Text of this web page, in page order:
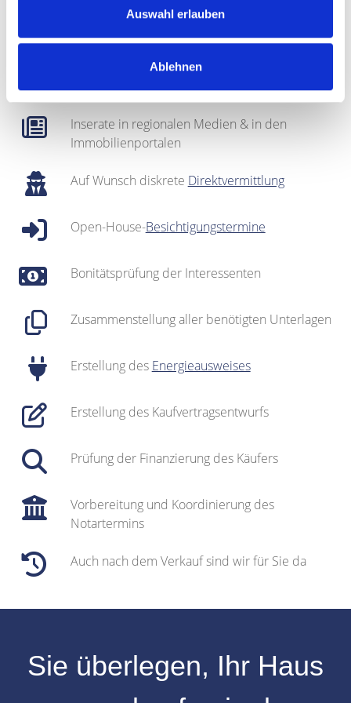
Auswahl erlauben
Ablehnen
Fotografie & Exposé-Erstellung
Regionales Netzwerk inklusive sehr gut
gepflegterInteressentenkartei
Inserate in regionalen Medien & in den
Immobilienportalen
Auf Wunsch diskrete Direktvermittlung
Open-House-Besichtigungstermine
Bonitätsprüfung der Interessenten
Zusammenstellung aller benötigten Unterlagen
Erstellung des Energieausweises
Erstellung des Kaufvertragsentwurfs
Prüfung der Finanzierung des Käufers
Vorbereitung und Koordinierung des
Notartermins
Auch nach dem Verkauf sind wir für Sie da
Sie überlegen, Ihr Haus